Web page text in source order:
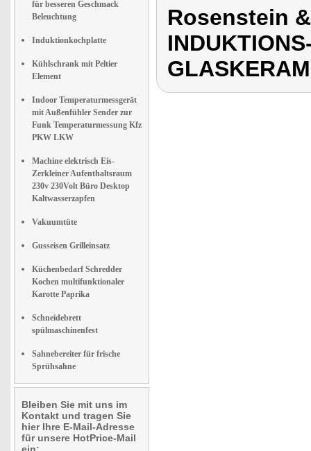
für besseren Geschmack
Beleuchtung
Induktionkochplatte
Kühlschrank mit Peltier
Element
Indoor Temperaturmessgerät
mit Außenfühler Sender zur
Funk Temperaturmessung Kfz
PKW LKW
Machine elektrisch Eis-
Zerkleiner Aufenthaltsraum
230v 230Volt Büro Desktop
Kaltwasserzapfen
Vakuumtüte
Gusseisen Grilleinsatz
Küchenbedarf Schredder
Kochen multifunktionaler
Karotte Paprika
Schneidebrett
spülmaschinenfest
Sahnebereiter für frische
Sprühsahne
Bleiben Sie mit uns im
Kontakt und tragen Sie
hier Ihre E-Mail-Adresse
für unsere HotPrice-Mail
Rosenstein